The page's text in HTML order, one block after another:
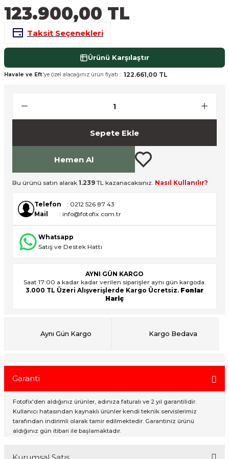
Cihazları
Işık Setleri
123.900,00 TL
Taksit Seçenekleri
Ürünü Karşılaştır
Havale ve Eft'ye özel alacağınız ürün fiyatı : 122.661,00 TL
Sepete Ekle
Hemen Al
Bu ürünü satın alarak 1.239 TL kazanacaksınız. Nasıl Kullanılır?
Telefon
: 0212 526 87 43
Mail
: info@fotofix.com.tr
Whatsapp
Satış ve Destek Hattı
AYNI GÜN KARGO
Saat 17:00 a kadar kadar verilen siparişler aynı gün kargoda.
3.000 TL Üzeri Alışverişlerde Kargo Ücretsiz. Fonlar
Hariç
Aynı Gün Kargo Kargo Bedava
Garanti
Fotofix'den aldığınız ürünler, adınıza faturalı ve 2 yıl garantilidir.
Kullanıcı hatasından kaynaklı ürünler kendi teknik servislerimiz
tarafından indirimli olarak tamir edilmektedir. Garantiniz ürünü
aldığınız gün itibari ile başlamaktadır.